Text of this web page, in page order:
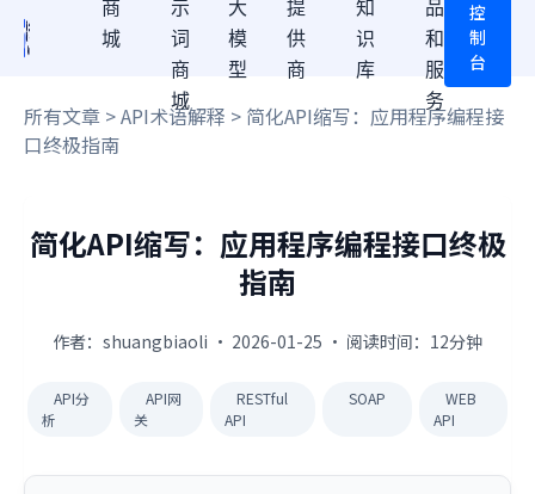
商
城
示
词
商
城
大
模
型
提
供
商
知
识
库
品
和
服
务
控
制
台
所有文章 >API术语解释 > 简化API缩写：应用程序编程接
口终极指南
简化API缩写：应用程序编程接口终极
指南
作者：shuangbiaoli · 2026-01-25 · 阅读时间：12分钟
API分
析
API网
关
RESTful
API
SOAP
WEB
API